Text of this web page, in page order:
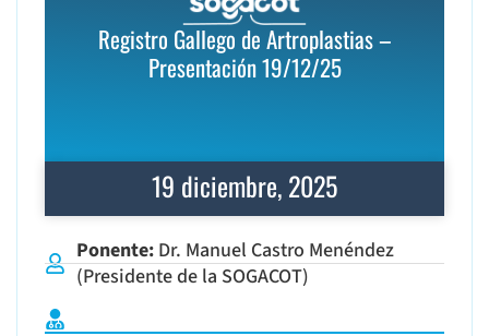
Registro Gallego de Artroplastias –
Presentación 19/12/25
19 diciembre, 2025
Ponente: Dr. Manuel Castro Menéndez
(Presidente de la SOGACOT)